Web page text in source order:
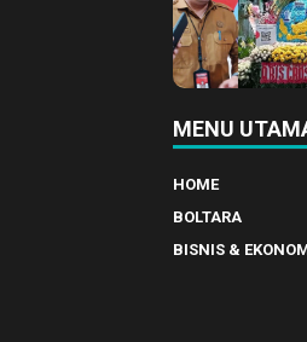
MENU
HOME
BOLTARA
BISNIS &